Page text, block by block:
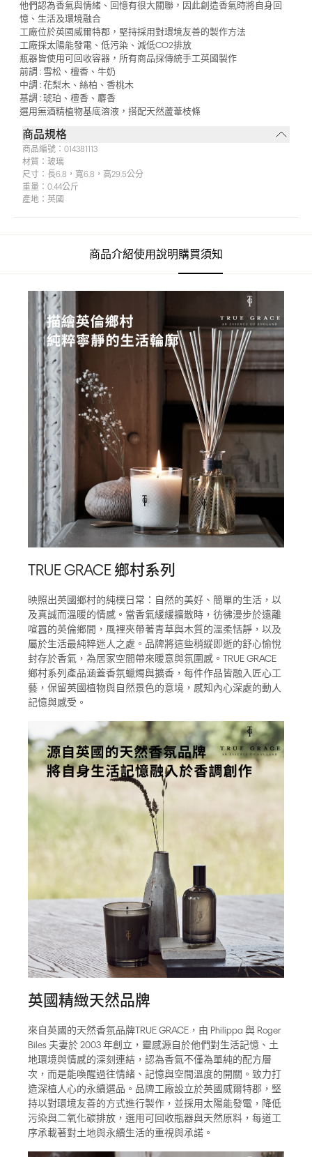
他們認為香氣與情緒、回憶有很大關聯，因此創造香氣時將自身回
憶、生活及環境融合
工廠位於英國威爾特郡，堅持採用對環境友善的製作方法
工廠採太陽能發電、低污染、減低CO2排放
瓶器皆使用可回收容器，所有商品採傳統手工英國製作
前調 : 雪松、檀香、牛奶
中調 : 花梨木、絲柏、香桃木
基調 : 琥珀、檀香、麝香
選用無酒精植物基底溶液，搭配天然蘆葦枝條
商品規格
商品編號： 014381113
材質： 玻璃
尺寸： 長6.8，寬6.8，高29.5公分
重量： 0.44公斤
產地： 英國
商品介紹使用說明購買須知
TRUE GRACE 鄉村系列
映照出英國鄉村的純樸日常：自然的美好、簡單的生活，以
及真誠而溫暖的情感。當香氣緩緩擴散時，彷彿漫步於遠離
喧囂的英倫鄉間，風裡夾帶著青草與木質的溫柔恬靜，以及
屬於生活最純粹迷人之處。品牌將這些稍縱即逝的舒心愉悅
封存於香氣，為居家空間帶來暖意與氛圍感。TRUE GRACE
鄉村系列產品涵蓋香氛蠟燭與擴香，每件作品皆融入匠心工
藝，保留英國植物與自然景色的意境，感知內心深處的動人
記憶與感受。
英國精緻天然品牌
來自英國的天然香氛品牌TRUE GRACE，由 Philippa 與 Roger
Biles 夫妻於 2003 年創立，靈感源自於他們對生活記憶、土
地環境與情感的深刻連結，認為香氣不僅為單純的配方層
次，而是能喚醒過往情緒、記憶與空間溫度的開關。致力打
造深植人心的永續選品。品牌工廠設立於英國威爾特郡，堅
持以對環境友善的方式進行製作，並採用太陽能發電，降低
污染與二氧化碳排放，選用可回收瓶器與天然原料，每道工
序承載著對土地與永續生活的重視與承諾。